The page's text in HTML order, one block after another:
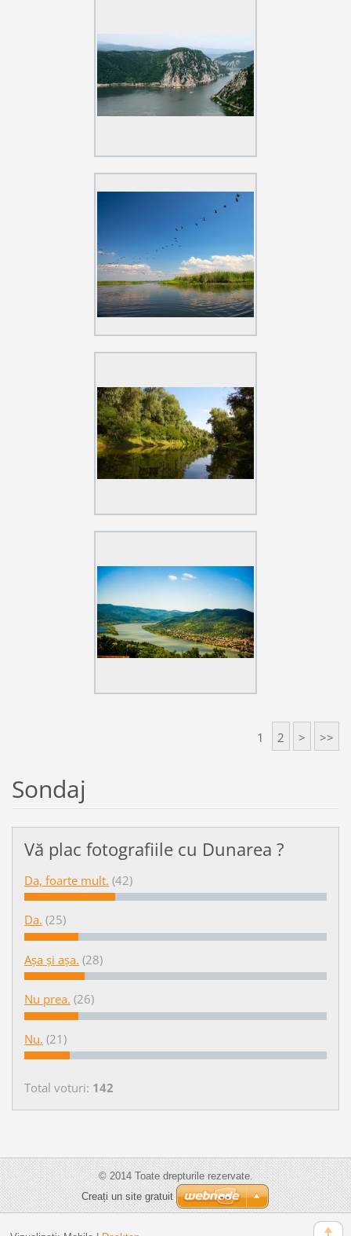
1 2 > >>
Sondaj
Vă plac fotografiile cu Dunarea ?
Da, foarte mult. (42)
Da. (25)
Așa și așa. (28)
Nu prea. (26)
Nu. (21)
Total voturi: 142
© 2014 Toate drepturile rezervate.
Creați un site gratuit